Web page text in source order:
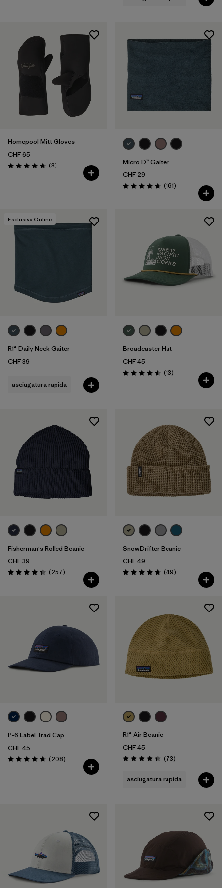
Homepool Mitt Gloves
CHF 65
Valutazione: 4.7 / 5
(3Recensioni
)
Micro D™ Gaiter
CHF 29
Valutazione: 4.7 / 5
(161Recensioni
)
Esclusiva Online
R1® Daily Neck Gaiter
CHF 39
asciugatura rapida
Broadcaster Hat
CHF 45
Valutazione: 4.5 / 5
(13Recensioni
)
Fisherman's Rolled Beanie
CHF 39
Valutazione: 4.3 / 5
(257Recensioni
)
SnowDrifter Beanie
CHF 49
Valutazione: 4.7 / 5
(49Recensioni
)
P-6 Label Trad Cap
CHF 45
Valutazione: 4.6 / 5
(208Recensioni
)
R1® Air Beanie
CHF 45
Valutazione: 4.4 / 5
(73Recensioni
)
asciugatura rapida